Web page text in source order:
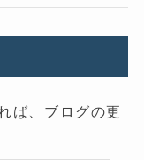
ば、ブログの更